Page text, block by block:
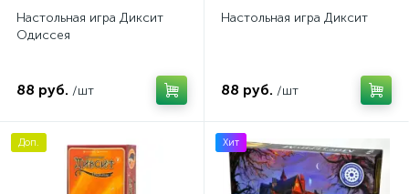
Настольная игра Диксит
Одиссея
88 руб. /шт
Настольная игра Диксит
88 руб. /шт
Доп. Хит